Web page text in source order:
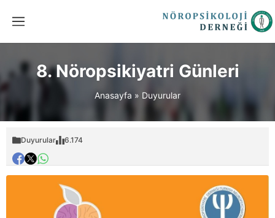
8. Nöropsikiyatri Günleri
Anasayfa » Duyurular
Duyurular 6.174